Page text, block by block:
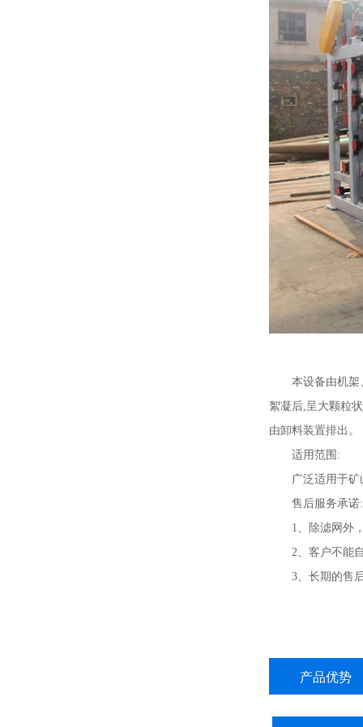
本设备由机
絮凝后,呈大颗粒
由卸料装置排出。
适用范围:
广泛适用于
售后服务承诺:
1、除滤网外
2、客户不能
3、长期的售
产品优势